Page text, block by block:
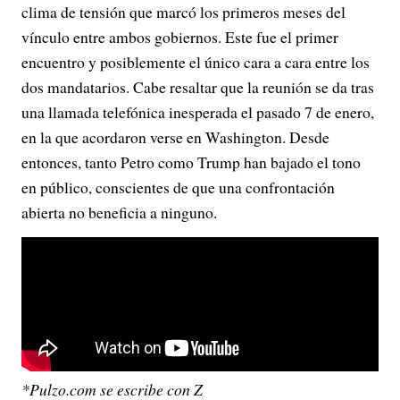
clima de tensión que marcó los primeros meses del
vínculo entre ambos gobiernos. Este fue el primer
encuentro y posiblemente el único cara a cara entre los
dos mandatarios. Cabe resaltar que la reunión se da tras
una llamada telefónica inesperada el pasado 7 de enero,
en la que acordaron verse en Washington. Desde
entonces, tanto Petro como Trump han bajado el tono
en público, conscientes de que una confrontación
abierta no beneficia a ninguno.
*Pulzo.com se escribe con Z